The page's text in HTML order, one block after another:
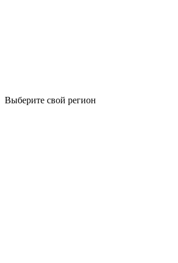
Выберите свой регион